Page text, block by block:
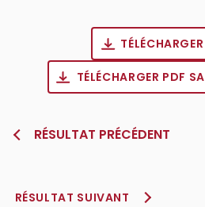
TÉLÉCHARGER PDF
RÉSULTAT PRÉCÉDENT
RÉSULTAT SUIVANT